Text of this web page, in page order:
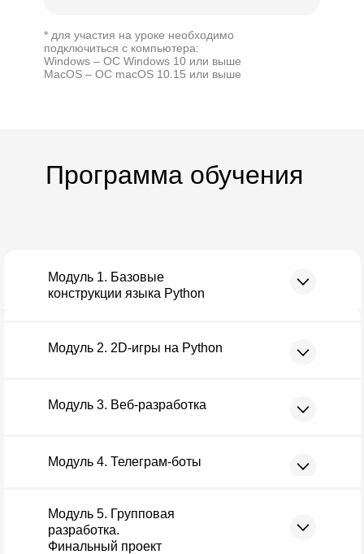
* для участия на уроке необходимо
подключиться с компьютера:
Windows – ОС Windows 10 или выше
MacOS – ОС macOS 10.15 или выше
Программа обучения
Модуль 1. Базовые
конструкции языка Python
Модуль 2. 2D-игры на Python
Модуль 3. Веб-разработка
Модуль 4. Телеграм-боты
Модуль 5. Групповая
разработка.
Финальный проект